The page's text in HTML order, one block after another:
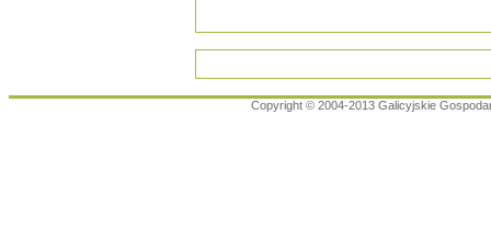
Copyright © 2004-2013 Galicyjskie